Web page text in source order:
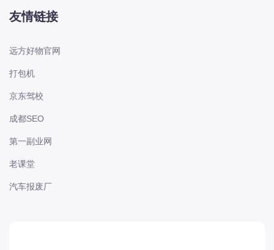
长安-凯程
长安-欧尚
DS
东风富康
友情链接
远方好物官网
打包机
京东驾校
成都SEO
第一副业网
老课堂
汽车报废厂